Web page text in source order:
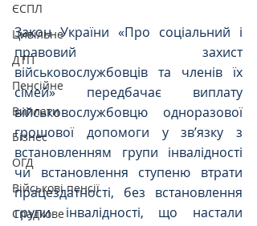
ЄСПЛ
Цивільне
ДТП
Пенсійне
Виплати
Бізнес
ОГД
Військові пенсії
Спадкове
Закон України «Про соціальний і
правовий захист
військовослужбовців та членів їх
сімей» передбачає виплату
військовослужбовцю одноразової
грошової допомоги у зв’язку з
встановленням групи інвалідності
чи встановлення ступеню втрати
працездатності, без встановлення
групи інвалідності, що настали